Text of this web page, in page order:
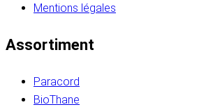
Mentions légales
Assortiment
Paracord
BioThane